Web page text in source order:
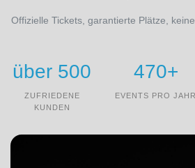
Offizielle Tickets, garantierte Plätze,
über 500
ZUFRIEDENE
KUNDEN
470+
EVENTS PRO JAHR